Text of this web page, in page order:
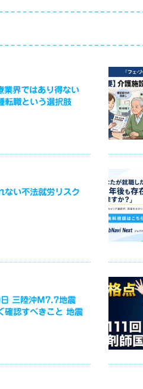
業界ではあり得ない
転職という選択肢
ない不法就労リスク
三陸沖M7.7地震
認すべきこと 地震